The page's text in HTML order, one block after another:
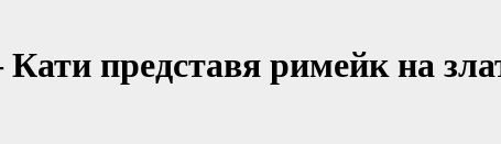
представя римейк на